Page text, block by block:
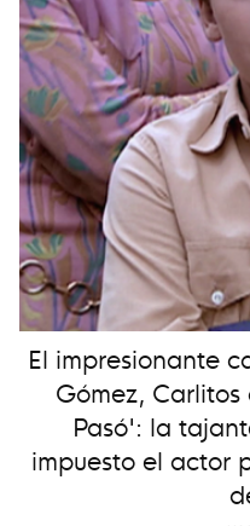
El impresionante
Gómez,
Pasó': la
impuesto el actor